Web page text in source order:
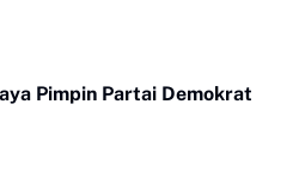
Pimpin Partai Demokrat